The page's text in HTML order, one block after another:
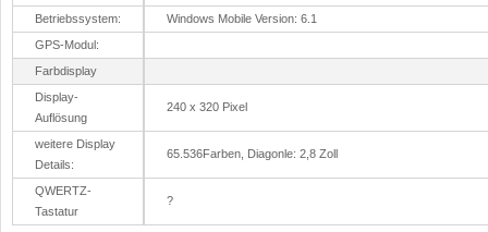
Betriebssystem:
Windows Mobile Version: 6.1
GPS-Modul:
Farbdisplay
Display-
Auflösung
240 x 320 Pixel
weitere Display
Details:
65.536Farben, Diagonle: 2,8 Zoll
QWERTZ-
Tastatur
?